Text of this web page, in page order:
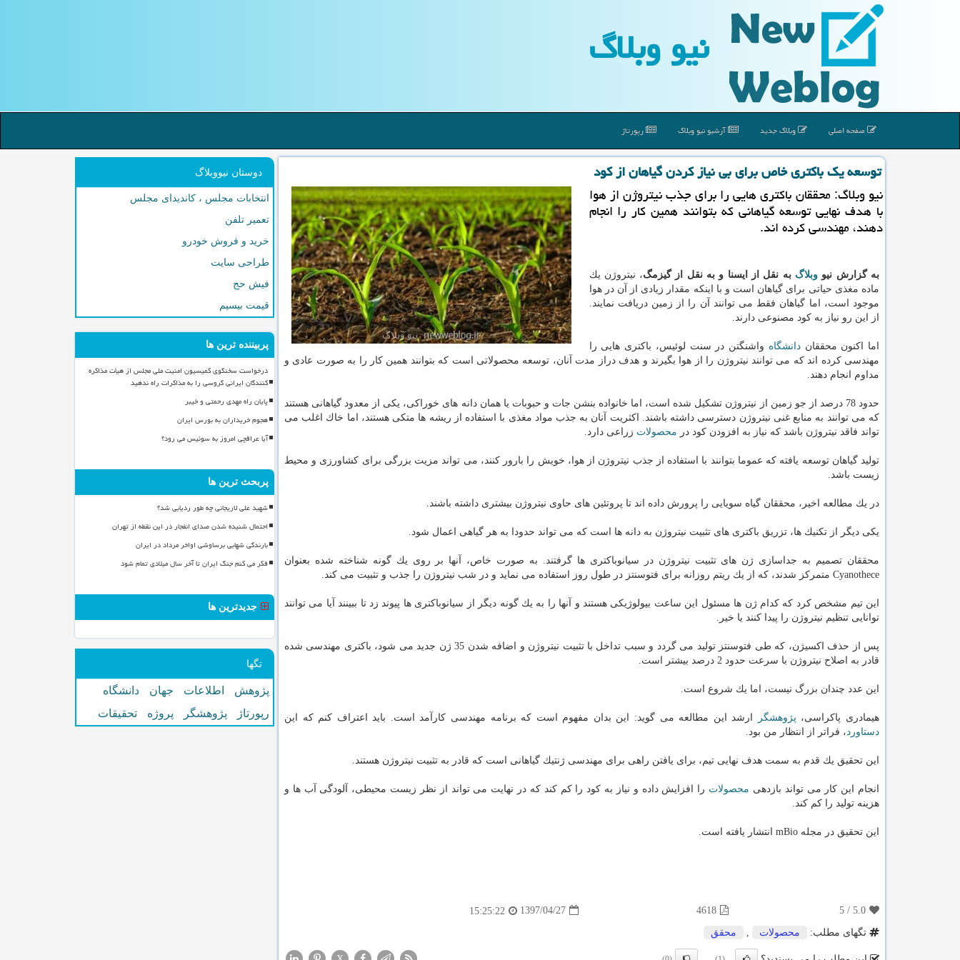
نیو وبلاگ
صفحه اصلی وبلاگ جدید آرشیو نیو وبلاگ رپورتاژ
توسعه یك باكتری خاص برای بی نیاز كردن گیاهان از كود
نیو وبلاگ: محققان باكتری هایی را برای جذب نیتروژن از هوا
با هدف نهایی توسعه گیاهانی كه بتوانند همین كار را انجام
دهند، مهندسی كرده اند.
به گزارش نیو وبلاگ به نقل از ایسنا و به نقل از گیزمگ، نیتروژن یك
ماده مغذی حیاتی برای گیاهان است و با اینكه مقدار زیادی از آن در هوا
موجود است، اما گیاهان فقط می توانند آن را از زمین دریافت نمایند.
از این رو نیاز به كود مصنوعی دارند.
اما اكنون محققاندانشگاه واشنگتن در سنت لوئیس، باكتری هایی را
مهندسی كرده اند كه می توانند نیتروژن را از هوا بگیرند و هدف دراز مدت آنان، توسعه محصولاتی است كه بتوانند همین كار را به صورت عادی و
مداوم انجام دهند.
حدود 78 درصد از جو زمین از نیتروژن تشكیل شده است، اما خانواده بنشن جات و حبوبات یا همان دانه های خوراكی، یكی از معدود گیاهانی هستند
كه می توانند به منابع غنی نیتروژن دسترسی داشته باشند. اكثریت آنان به جذب مواد مغذی با استفاده از ریشه ها متكی هستند، اما خاك اغلب می
تواند فاقد نیتروژن باشد كه نیاز به افزودن كود در محصولات زراعی دارد.
تولید گیاهان توسعه یافته كه عموما بتوانند با استفاده از جذب نیتروژن از هوا، خویش را بارور كنند، می تواند مزیت بزرگی برای كشاورزی و محیط
زیست باشد.
در یك مطالعه اخیر، محققان گیاه سویایی را پرورش داده اند تا پروتئین های حاوی نیتروژن بیشتری داشته باشند.
یكی دیگر از تكنیك ها، تزریق باكتری های تثبیت نیتروژن به دانه ها است كه می تواند حدودا به هر گیاهی اعمال شود.
محققان تصمیم به جداسازی ژن های تثبیت نیتروژن در سیانوباكتری ها گرفتند. به صورت خاص، آنها بر روی یك گونه شناخته شده بعنوان
Cyanothece متمركز شدند، كه از یك ریتم روزانه برای فتوسنتز در طول روز استفاده می نماید و در شب نیتروژن را جذب و تثبیت می كند.
این تیم مشخص كرد كه كدام ژن ها مسئول این ساعت بیولوژیكی هستند و آنها را به یك گونه دیگر از سیانوباكتری ها پیوند زد تا ببینند آیا می توانند
توانایی تنظیم نیتروژن را پیدا كنند یا خیر.
پس از حذف اكسیژن، كه طی فتوسنتز تولید می گردد و سبب تداخل با تثبیت نیتروژن و اضافه شدن 35 ژن جدید می شود، باكتری مهندسی شده
قادر به اصلاح نیتروژن با سرعت حدود 2 درصد بیشتر است.
این عدد چندان بزرگ نیست، اما یك شروع است.
هیمادری پاكراسی، پژوهشگر
ارشد این مطالعه می گوید: این بدان مفهوم است كه برنامه مهندسی كارآمد است. باید اعتراف كنم كه این
دستاورد، فراتر از انتظار من بود.
این تحقیق یك قدم به سمت هدف نهایی تیم، برای یافتن راهی برای مهندسی ژنتیك گیاهانی است كه قادر به تثبیت نیتروژن هستند.
انجام این كار می تواند بازدهی محصولات را افزایش داده و نیاز به كود را كم كند كه در نهایت می تواند از نظر زیست محیطی، آلودگی آب ها و
هزینه تولید را كم كند.
این تحقیق در مجله mBio انتشار یافته است.
5.0
/
5
4618
1397/04/27
15:25:22
تگهای مطلب:
محصولات محقق
دوستان نیووبلاگ
انتخابات مجلس ، کاندیدای مجلس
تعمیر تلفن
خرید و فروش خودرو
طراحی سایت
فیش حج
قیمت بیسیم
پربیننده ترین ها
درخواست سخنگوی کمیسیون امنیت ملی مجلس از هیأت مذاکره
کنندگان ایرانی گروسی را به مذاکرات راه ندهید
پایان راه مهدی رحمتی و خیبر
هجوم خریداران به بورس ایران
آیا عراقچی امروز به سوئیس می رود؟
پربحث ترین ها
شهید علی لاریجانی چه طور ردیابی شد؟
احتمال شنیده شدن صدای انفجار در این نقطه از تهران
بارندگی شهابی برساوشی اواخر مرداد در ایران
فکر می کنم جنگ ایران تا آخر سال میلادی تمام شود
جدیدترین ها
تگها
پژوهش اطلاعات جهان
دانشگاه
رپورتاژ
پژوهشگر پروژه تحقیقات